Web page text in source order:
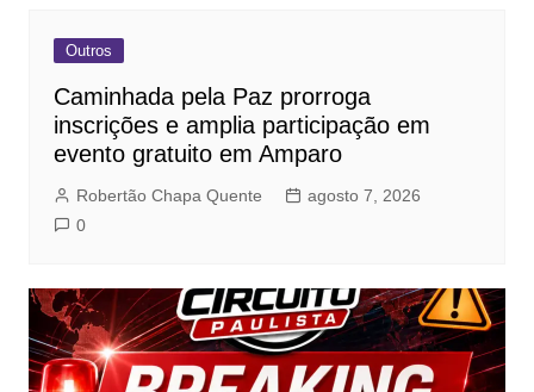
Outros
Caminhada pela Paz prorroga
inscrições e amplia participação em
evento gratuito em Amparo
Robertão Chapa Quente
agosto 7, 2026
0